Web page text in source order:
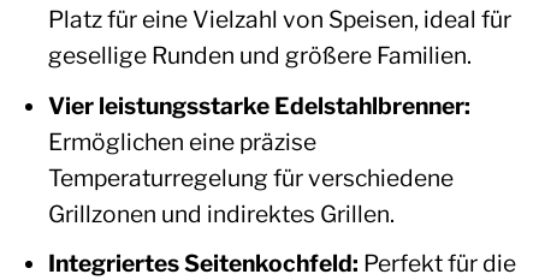
Platz für eine Vielzahl von Speisen, ideal für
gesellige Runden und größere Familien.
Vier leistungsstarke Edelstahlbrenner:
Ermöglichen eine präzise
Temperaturregelung für verschiedene
Grillzonen und indirektes Grillen.
Integriertes Seitenkochfeld: Perfekt für die